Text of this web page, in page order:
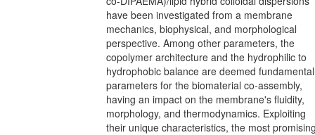
have been investigated from a membrane
mechanics, biophysical, and morphological
perspective. Among other parameters, the
copolymer architecture and the hydrophilic to
hydrophobic balance are deemed fundamental
parameters for the biomaterial co-assembly,
having an impact on the membrane's fluidity,
morphology, and thermodynamics. Exploiting
their unique characteristics, the most